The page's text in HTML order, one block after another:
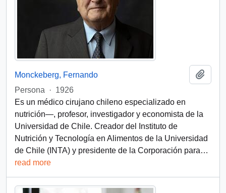
Monckeberg, Fernando
Persona
· 1926
Es un médico cirujano chileno especializado en
nutrición—, profesor, investigador y economista de la
Universidad de Chile. Creador del Instituto de
Nutrición y Tecnología en Alimentos de la Universidad
de Chile (INTA) y presidente de la Corporación para…
read more